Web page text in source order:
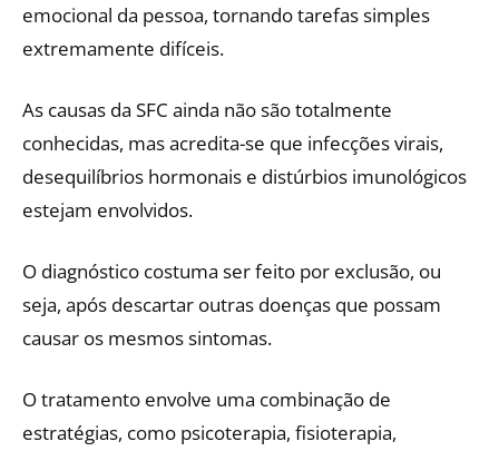
emocional da pessoa, tornando tarefas simples
extremamente difíceis.
As causas da SFC ainda não são totalmente
conhecidas, mas acredita-se que infecções virais,
desequilíbrios hormonais e distúrbios imunológicos
estejam envolvidos.
O diagnóstico costuma ser feito por exclusão, ou
seja, após descartar outras doenças que possam
causar os mesmos sintomas.
O tratamento envolve uma combinação de
estratégias, como psicoterapia, fisioterapia,